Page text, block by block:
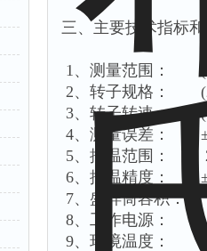
三、主要技术指标
1、测量范围：
2、转子规格：
3、转子转速：
4、测量误差：
5、控温范围：
6、控温精度：
7、盛样筒容积：
8、工作电源：
9、环境温度： （